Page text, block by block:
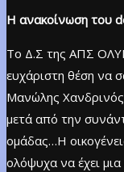
Η ανακοίνωση του
Το Δ.Σ της ΑΠΣ
ευχάριστη θέση να
Μανώλης Χανδρινός
μετά από την
ομάδας…Η
ολόψυχα να έχει